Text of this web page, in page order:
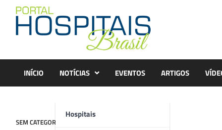
content
INÍCIO NOTÍCIAS
Hospitais
EVENTOS ARTIGOS
SEM CATEGORIA